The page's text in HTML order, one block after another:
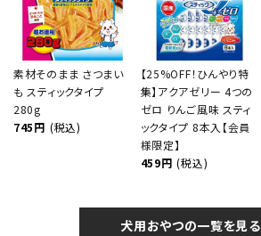
素材そのまま さつまい
も スティックタイプ
280g
745円 (税込)
【25%OFF！ひんやり特
集】アクアゼリー 4つの
ゼロ りんご風味 スティ
ックタイプ 8本入【会員
様限定】
459円 (税込)
犬用おやつの一覧を見る